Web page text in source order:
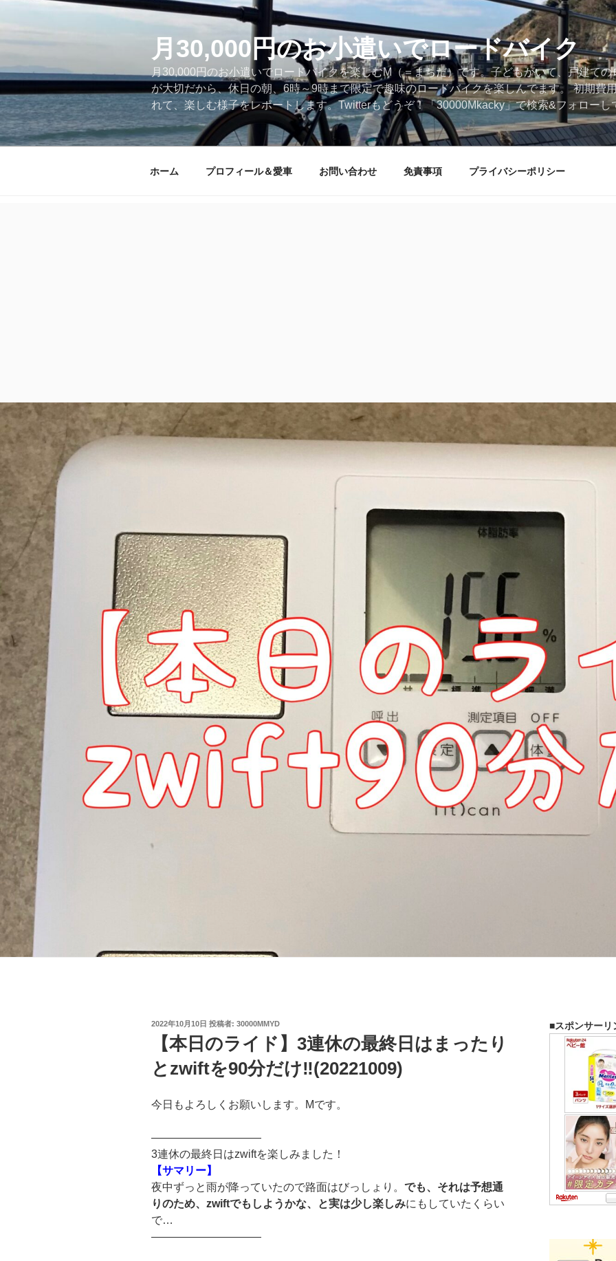
テ
ツ
ス
キ
ッ
月30,000円のお小遣いでロードバイク
月30,000円のお小遣いでロードバイクを楽しむM（＝まちだ）です。子どもがいて、戸建て
が大切だから、休日の朝、6時～9時まで限定で趣味のロードバイクを楽しんでます。 初期費
れて、楽しむ様子をレポートします。Twitterもどうぞ！「30000Mkacky」で検索&フォローし
ホーム プロフィール＆愛車 お問い合わせ 免責事項 プライバシーポリシー
投
2022年10月10日 投稿者: 30000MMYD
【本日のライド】3連休の最終日はまったり
とzwiftを90分だけ‼(20221009)
今日もよろしくお願いします。Mです。
——————————
3連休の最終日はzwiftを楽しみました！
【サマリー】
夜中ずっと雨が降っていたので路面はびっしょり。 でも、それは予想通
りのため、zwiftでもしようかな、と実は少し楽しみにもしていたくらい
で…
——————————
■スポンサーリ